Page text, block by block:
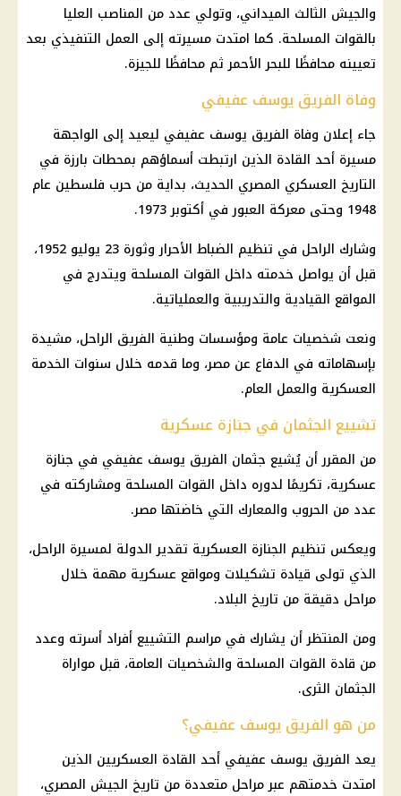
والجيش الثالث الميداني، وتولي عدد من المناصب العليا
بالقوات المسلحة. كما امتدت مسيرته إلى العمل التنفيذي بعد
تعيينه محافظًا للبحر الأحمر ثم محافظًا للجيزة.
وفاة الفريق يوسف عفيفي
جاء إعلان وفاة الفريق يوسف عفيفي ليعيد إلى الواجهة
مسيرة أحد القادة الذين ارتبطت أسماؤهم بمحطات بارزة في
التاريخ العسكري المصري الحديث، بداية من حرب فلسطين عام
1948 وحتى معركة العبور في أكتوبر 1973.
وشارك الراحل في تنظيم الضباط الأحرار وثورة 23 يوليو 1952،
قبل أن يواصل خدمته داخل القوات المسلحة ويتدرج في
المواقع القيادية والتدريبية والعملياتية.
ونعت شخصيات عامة ومؤسسات وطنية الفريق الراحل، مشيدة
بإسهاماته في الدفاع عن مصر، وما قدمه خلال سنوات الخدمة
العسكرية والعمل العام.
تشييع الجثمان في جنازة عسكرية
من المقرر أن يُشيع جثمان الفريق يوسف عفيفي في جنازة
عسكرية، تكريمًا لدوره داخل القوات المسلحة ومشاركته في
عدد من الحروب والمعارك التي خاضتها مصر.
ويعكس تنظيم الجنازة العسكرية تقدير الدولة لمسيرة الراحل،
الذي تولى قيادة تشكيلات ومواقع عسكرية مهمة خلال
مراحل دقيقة من تاريخ البلاد.
ومن المنتظر أن يشارك في مراسم التشييع أفراد أسرته وعدد
من قادة القوات المسلحة والشخصيات العامة، قبل مواراة
الجثمان الثرى.
من هو الفريق يوسف عفيفي؟
يعد الفريق يوسف عفيفي أحد القادة العسكريين الذين
امتدت خدمتهم عبر مراحل متعددة من تاريخ الجيش المصري،